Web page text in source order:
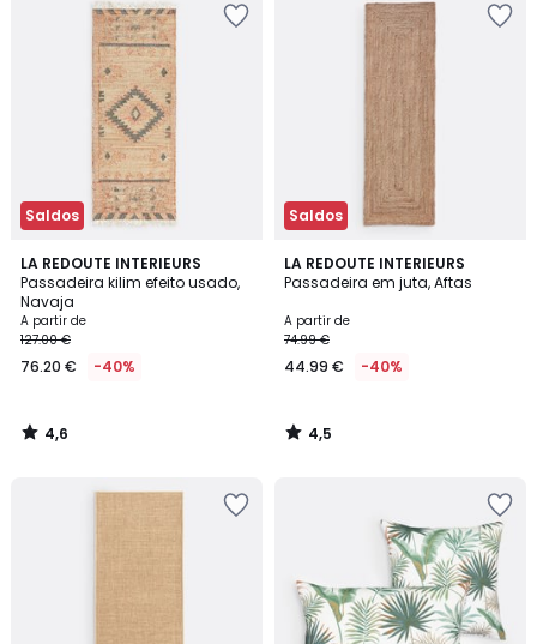
Saldos
LA REDOUTE INTERIEURS
Passadeira kilim efeito usado,
Navaja
A partir de
127.00 €
76.20 € -40%
4,6
/ 5
4,6
/
Saldos
LA REDOUTE INTERIEURS
Passadeira em juta, Aftas
A partir de
74.99 €
44.99 € -40%
4,5
/ 5
4,5
/